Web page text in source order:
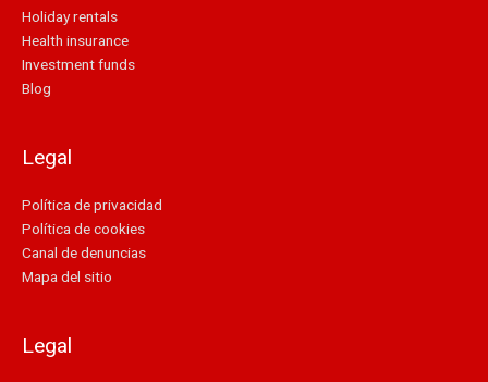
Holiday rentals
Health insurance
Investment funds
Blog
Legal
Política de privacidad
Política de cookies
Canal de denuncias
Mapa del sitio
Legal